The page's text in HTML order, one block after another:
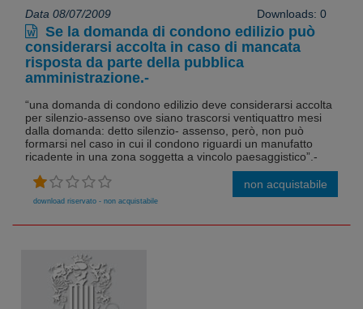
Data 08/07/2009
Downloads: 0
Se la domanda di condono edilizio può
considerarsi accolta in caso di mancata
risposta da parte della pubblica
amministrazione.-
“una domanda di condono edilizio deve considerarsi accolta
per silenzio-assenso ove siano trascorsi ventiquattro mesi
dalla domanda: detto silenzio- assenso, però, non può
formarsi nel caso in cui il condono riguardi un manufatto
ricadente in una zona soggetta a vincolo paesaggistico”.-
download riservato - non acquistabile
non acquistabile